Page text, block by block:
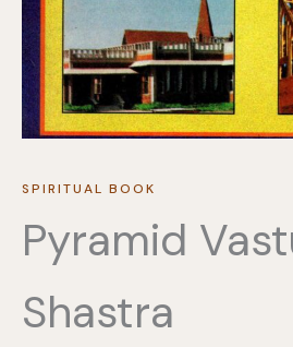
SPIRITUAL BOOK
Pyramid
Shastra